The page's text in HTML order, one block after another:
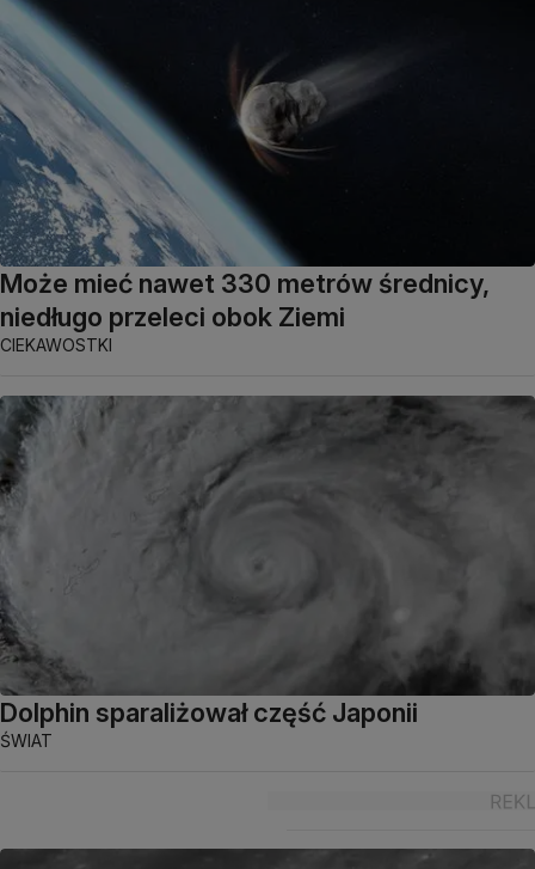
Może mieć nawet 330 metrów średnicy,
niedługo przeleci obok Ziemi
CIEKAWOSTKI
Dolphin sparaliżował część Japonii
ŚWIAT